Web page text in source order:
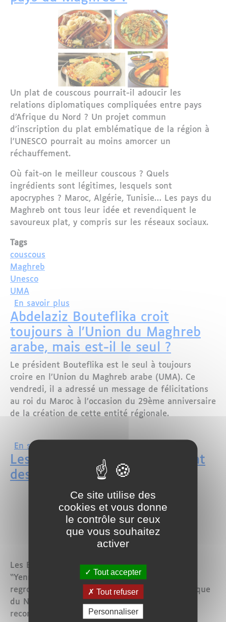
Un plat de couscous pourrait-il adoucir les
relations diplomatiques compliquées entre pays
d’Afrique du Nord ? Un projet commun
d’inscription du plat emblématique de la région à
l’UNESCO pourrait au moins amorcer un
réchauffement.
Où fait-on le meilleur couscous ? Quels
ingrédients sont légitimes, lesquels sont
apocryphes ? Maroc, Algérie, Tunisie… Les pays du
Maghreb ont tous leur idée et revendiquent le
savoureux plat, y compris sur les réseaux sociaux.
Tags
couscous
Maghreb
Unesco
UMA
En savoir plus
Abdelaziz Bouteflika croit
toujours à l’Union du Maghreb
arabe, mais est-il le seul ?
Le président Bouteflika est le seul à toujours
croire en l’Union du Maghreb arabe (UMA). Ce
vendredi, il a adressé un message de félicitations
au roi du Maroc à l’occasion du 29ème anniversaire
de la création de cette entité régionale.
En savoir plus sur Abdelaziz Bouteflika croit
Les Berbères au Maghreb : état
des lieux
Les Berbères, dont la fête de Nouvel An,
“Yennayer” a eu lieu il y a quelques jours,
regroupent des populations autochtones d’Afrique
du Nord qui revendiquent une plus large
reconnaissance identitaire et culturelle.
Ce site utilise des
cookies et vous donne
le contrôle sur ceux
que vous souhaitez
activer
Tout accepter
Tout refuser
Personnaliser